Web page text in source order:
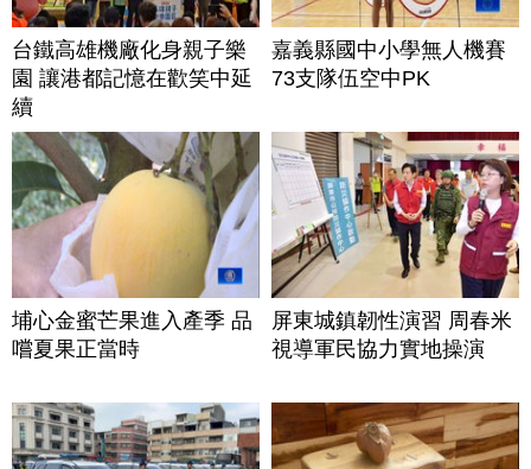
台鐵高雄機廠化身親子樂
園 讓港都記憶在歡笑中延
續
嘉義縣國中小學無人機賽
73支隊伍空中PK
埔心金蜜芒果進入產季 品
嚐夏果正當時
屏東城鎮韌性演習 周春米
視導軍民協力實地操演